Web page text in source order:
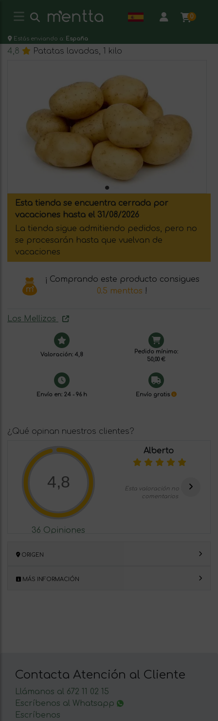
0
Estás enviando a: España
4,8 Patatas lavadas, 1 kilo
Esta tienda se encuentra cerrada por
vacaciones hasta el 31/08/2026
La tienda sigue admitiendo pedidos, pero no
se procesarán hasta que vuelvan de
vacaciones
¡ Comprando este producto consigues
0.5 menttos !
Los Mellizos
Valoración: 4,8
Pedido mínimo:
50,00 €
Envío en: 24 - 96 h Envío gratis
¿Qué opinan nuestros clientes?
4,8
36 Opiniones
Alberto
Esta valoración no tiene
comentarios
ORIGEN
MÁS INFORMACIÓN
Contacta Atención al Cliente
Llámanos al 672 11 02 15
Escríbenos al Whatsapp
Escríbenos